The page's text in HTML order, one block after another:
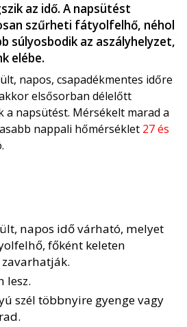
az idő. A napsütést
szűrheti fátyolfelhő, néhol
súlyosbodik az aszályhelyzet,
elébe.
napos, csapadékmentes időre
elsősorban délelőtt
napsütést. Mérsékelt marad a
nappali hőmérséklet 27 és
napos idő várható, melyet
főként keleten
lesz.
szél többnyire gyenge vagy